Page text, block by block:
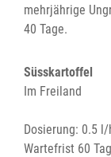
mehrjährige
40 Tage.
Süsskartoffel
Im Freiland
Dosierung: 0.5
Wartefrist 60